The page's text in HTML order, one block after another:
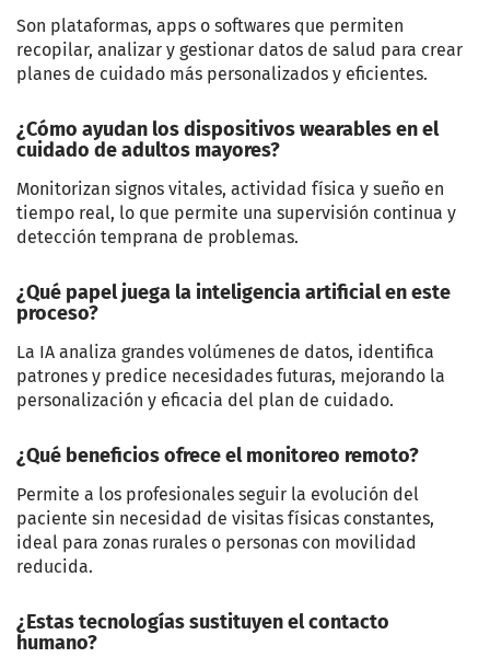
Son plataformas, apps o softwares que permiten
recopilar, analizar y gestionar datos de salud para crear
planes de cuidado más personalizados y eficientes.
¿Cómo ayudan los dispositivos wearables en el
cuidado de adultos mayores?
Monitorizan signos vitales, actividad física y sueño en
tiempo real, lo que permite una supervisión continua y
detección temprana de problemas.
¿Qué papel juega la inteligencia artificial en este
proceso?
La IA analiza grandes volúmenes de datos, identifica
patrones y predice necesidades futuras, mejorando la
personalización y eficacia del plan de cuidado.
¿Qué beneficios ofrece el monitoreo remoto?
Permite a los profesionales seguir la evolución del
paciente sin necesidad de visitas físicas constantes,
ideal para zonas rurales o personas con movilidad
reducida.
¿Estas tecnologías sustituyen el contacto
humano?